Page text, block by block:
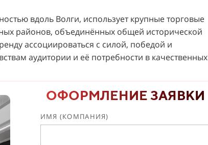
вдоль Волги, использует крупные торговые
районов, объединённых общей исторической
ассоциироваться с силой, победой и
аудитории и её потребности в качественных
ОФОРМЛЕНИЕ ЗАЯВКИ
ИМЯ (КОМПАНИЯ)